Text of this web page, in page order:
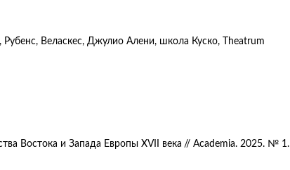
Рубенс, Веласкес, Джулио Алени, школа Куско, Theatrum
Востока и Запада Европы XVII века // Academia. 2025. № 1.